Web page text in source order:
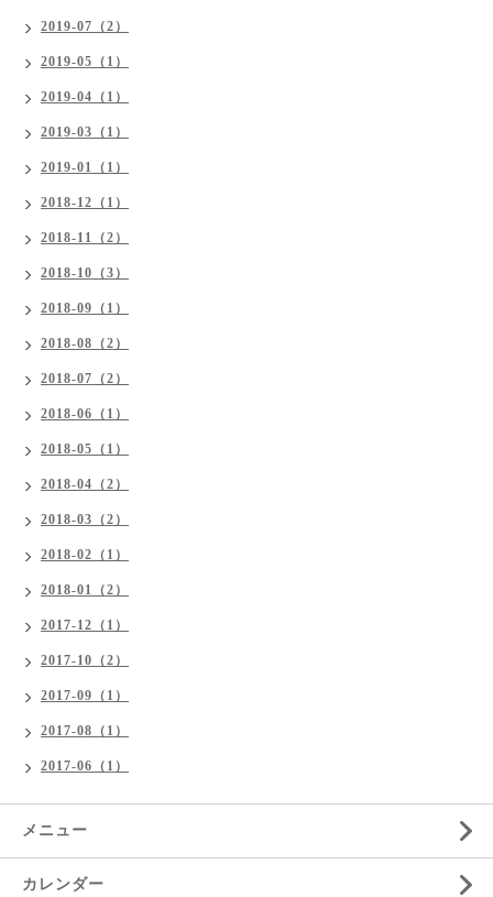
2019-07（2）
2019-05（1）
2019-04（1）
2019-03（1）
2019-01（1）
2018-12（1）
2018-11（2）
2018-10（3）
2018-09（1）
2018-08（2）
2018-07（2）
2018-06（1）
2018-05（1）
2018-04（2）
2018-03（2）
2018-02（1）
2018-01（2）
2017-12（1）
2017-10（2）
2017-09（1）
2017-08（1）
2017-06（1）
メニュー
カレンダー